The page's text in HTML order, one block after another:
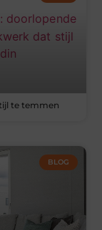
te temmen
BLOG